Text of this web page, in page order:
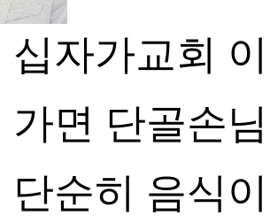
십자가교회
가면 단골손
단순히 음식